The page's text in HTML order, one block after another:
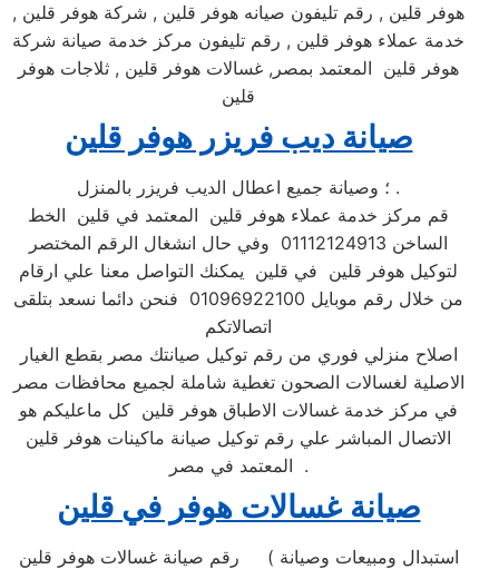
هوفر قلين , رقم تليفون صيانه هوفر قلين , شركة هوفر قلين ,
خدمة عملاء هوفر قلين , رقم تليفون مركز خدمة صيانة شركة
هوفر قلين المعتمد بمصر, غسالات هوفر قلين , ثلاجات هوفر
قلين
صيانة ديب فريزر هوفر قلين
؛ وصيانة جميع اعطال الديب فريزر بالمنزل .
قم مركز خدمة عملاء هوفر قلين المعتمد في قلين الخط
الساخن 01112124913 وفي حال انشغال الرقم المختصر
لتوكيل هوفر قلين في قلين يمكنك التواصل معنا علي ارقام
من خلال رقم موبايل 01096922100 فنحن دائما نسعد بتلقى
اتصالاتكم
اصلاح منزلي فوري من رقم توكيل صيانتك مصر بقطع الغيار
الاصلية لغسالات الصحون تغطية شاملة لجميع محافظات مصر
في مركز خدمة غسالات الاطباق هوفر قلين كل ماعليكم هو
الاتصال المباشر علي رقم توكيل صيانة ماكينات هوفر قلين
المعتمد في مصر .
صيانة غسالات هوفر في قلين
رقم صيانة غسالات هوفر قلين ( استبدال ومبيعات وصيانة